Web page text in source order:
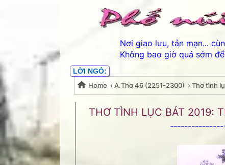
Nơi giao lưu, tản mạn...
Không bao giờ quá sớm
LỜI NGỎ:
Home › A.Thơ 46 (2251-2300) › Thơ tình
Thơ tình lục bát 2019:
THƠ TÌNH LỤC BÁT 2019: